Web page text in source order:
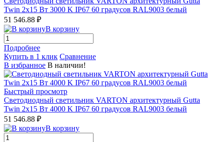
Twin 2x15 Вт 3000 K IP67 60 градусов RAL9003 белый
51 546.88 ₽
В корзину
Подробнее
Купить в 1 клик Сравнение
В избранное В наличии!
Быстрый просмотр
Светодиодный светильник VARTON архитектурный Gutta
Twin 2x15 Вт 4000 K IP67 60 градусов RAL9003 белый
51 546.88 ₽
В корзину